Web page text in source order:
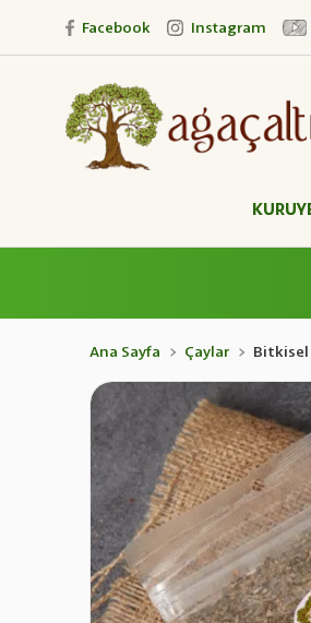
Facebook Instagram
Ana Sayfa Çaylar Bitkisel